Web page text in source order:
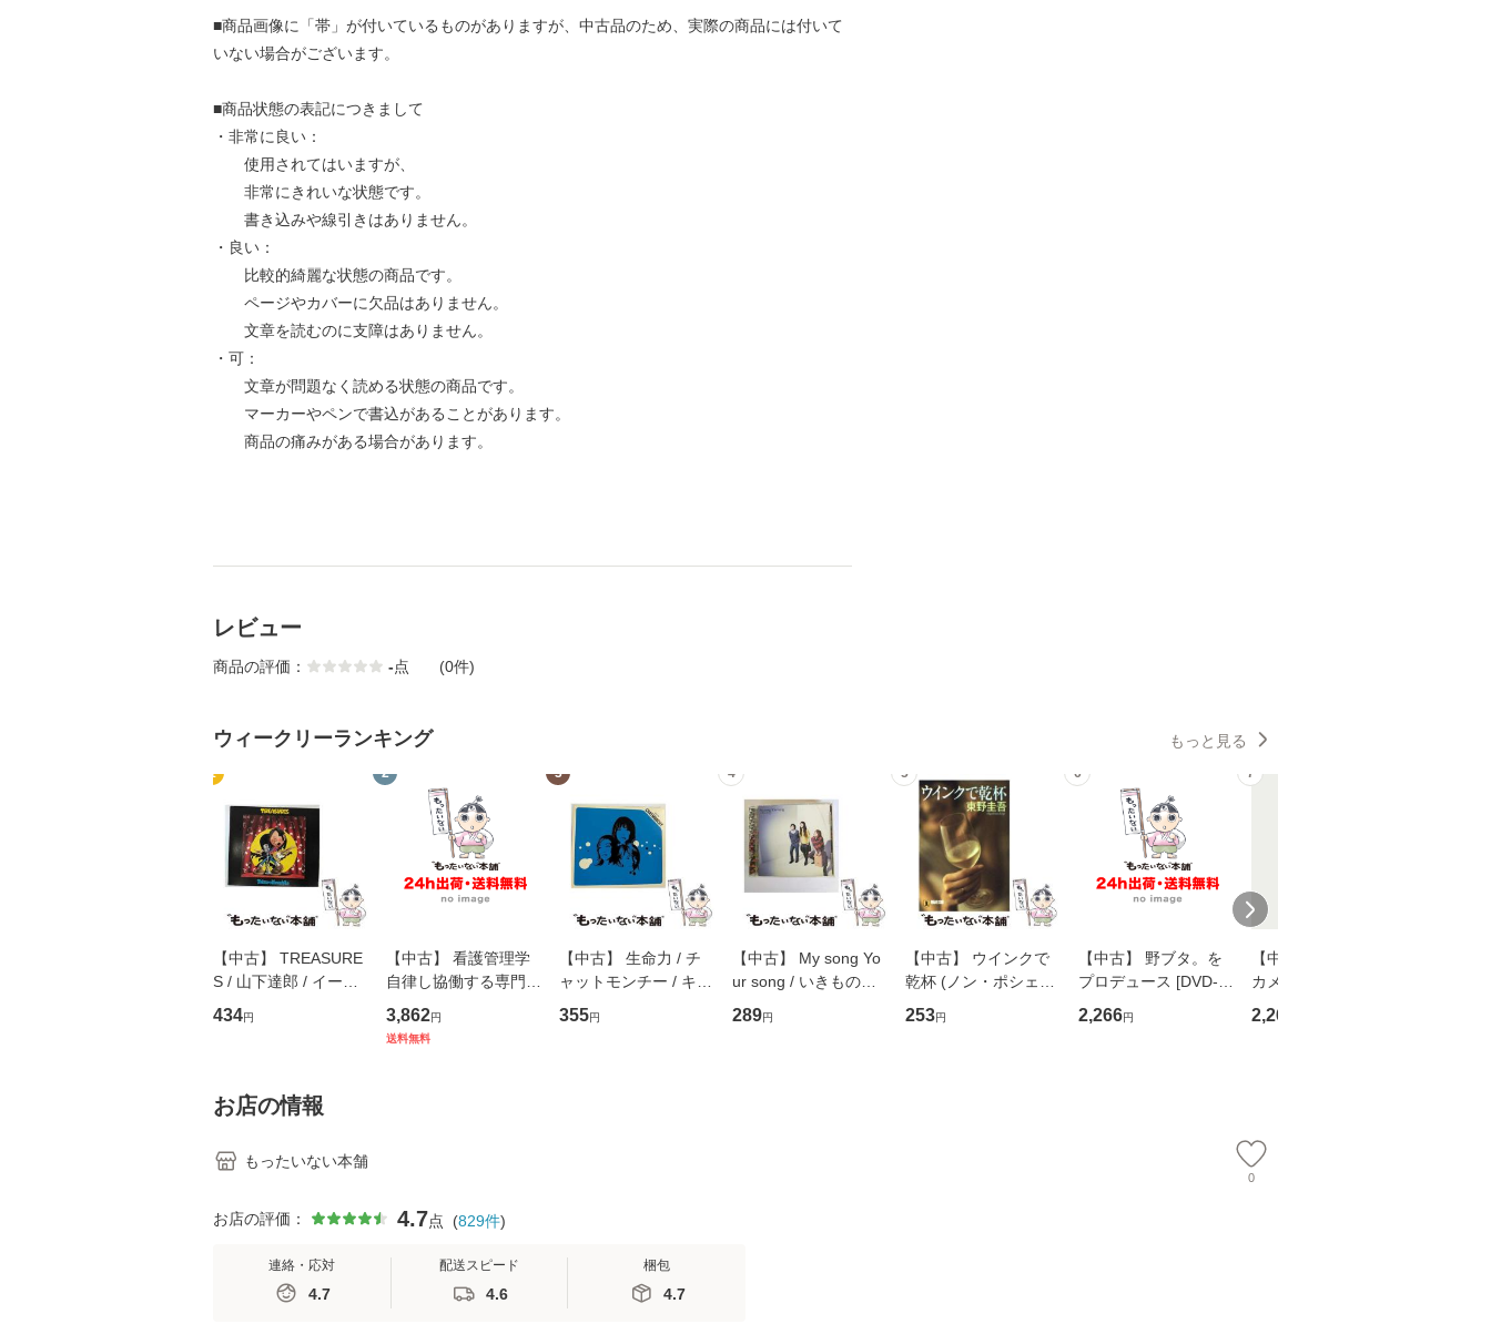
■商品画像に「帯」が付いているものがありますが、中古品のため、実際の商品には付いて
いない場合がございます。
■商品状態の表記につきまして
・非常に良い：
使用されてはいますが、
非常にきれいな状態です。
書き込みや線引きはありません。
・良い：
比較的綺麗な状態の商品です。
ページやカバーに欠品はありません。
文章を読むのに支障はありません。
・可：
文章が問題なく読める状態の商品です。
マーカーやペンで書込があることがあります。
商品の痛みがある場合があります。
レビュー
商品の評価： -点 (0件)
ウィークリーランキング もっと見る
1
【中古】 TREASURE
S / 山下達郎 / イース
トウエスト・ジャパン
[CD]【メール便送料無
434円
2
【中古】 看護管理学
自律し協働する専門職
の看護マネジメントス
キル 改訂第3版 (看護
3,862円
送料無料
3
【中古】 生命力 / チ
ャットモンチー / キュ
ーンレコード [CD]
【メール便送料無料】
355円
4
【中古】 My song Yo
ur song / いきものが
かり / [CD]【メール便
送料無料】
289円
5
【中古】 ウインクで
乾杯 (ノン・ポシェッ
ト) / 東野圭吾 / 祥伝
社 [文庫]【メール便送
253円
6
【中古】 野ブタ。を
プロデュース [DVD-B
OX] / バップ [DVD]
【メール便送料無料】
2,266円
7
【中古】 明日なき森
カメムシ先生が熊野で
語る / 熊野の森ネット
ワークいちいがしの
2,266
お店の情報
もったいない本舗
0
お店の評価： 4.7点 (829件)
連絡・応対
4.7
配送スピード
4.6
梱包
4.7